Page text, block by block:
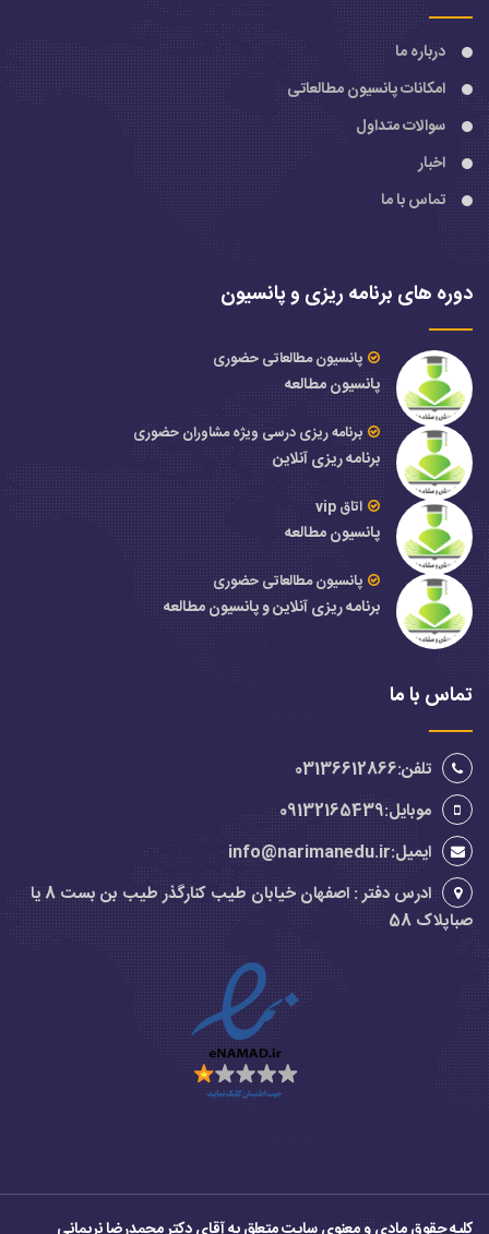
درباره ما
امکانات پانسیون مطالعاتی
سوالات متداول
اخبار
تماس با ما
دوره های برنامه ریزی و پانسیون
پانسیون مطالعاتی حضوری
پانسیون مطالعه
برنامه ریزی درسی ویژه مشاوران حضوری
برنامه ریزی آنلاین
اتاق vip
پانسیون مطالعه
پانسیون مطالعاتی حضوری
برنامه ریزی آنلاین و پانسیون مطالعه
تماس با ما
تلفن:03136612866
موبایل:09132165439
ایمیل:info@narimanedu.ir
ادرس دفتر : اصفهان خیابان طیب کنارگذر طیب بن بست 8 یا
صباپلاک 58